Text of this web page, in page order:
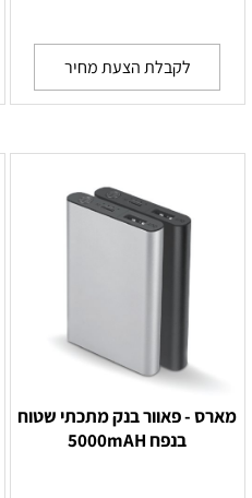
לקבלת הצעת מחיר
מארס - פאוור בנק מתכתי שטוח
בנפח 5000mAH